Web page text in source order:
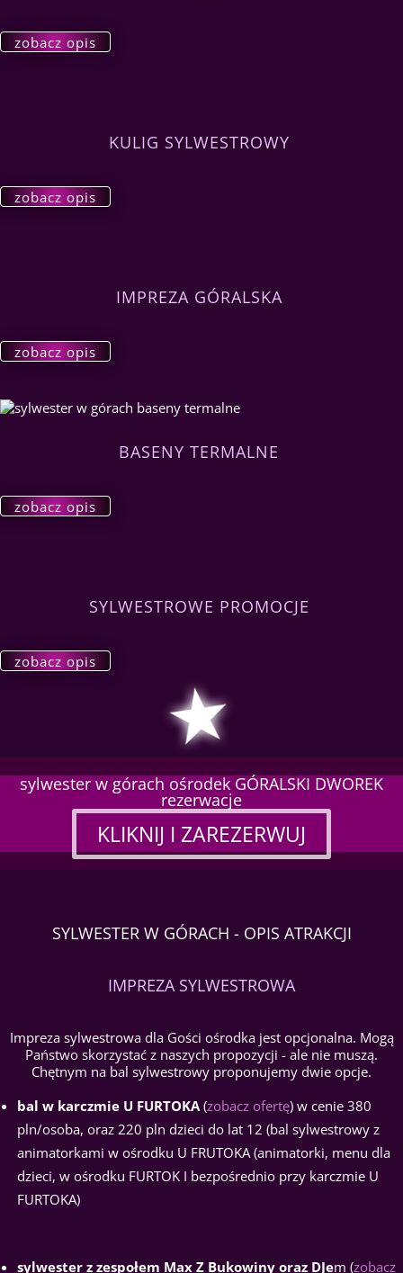
zobacz opis
KULIG SYLWESTROWY
zobacz opis
IMPREZA GÓRALSKA
zobacz opis
BASENY TERMALNE
zobacz opis
SYLWESTROWE PROMOCJE
zobacz opis
sylwester w górach ośrodek GÓRALSKI DWOREK
rezerwacje
KLIKNIJ I ZAREZERWUJ
SYLWESTER W GÓRACH - OPIS ATRAKCJI
IMPREZA SYLWESTROWA
Impreza sylwestrowa dla Gości ośrodka jest opcjonalna. Mogą
Państwo skorzystać z naszych propozycji - ale nie muszą.
Chętnym na bal sylwestrowy proponujemy dwie opcje.
bal w karczmie U FURTOKA(zobacz ofertę) w cenie 380
pln/osoba, oraz 220 pln dzieci do lat 12 (bal sylwestrowy z
animatorkami w ośrodku U FRUTOKA (animatorki, menu dla
dzieci, w ośrodku FURTOK I bezpośrednio przy karczmie U
FURTOKA)
sylwester z zespołem Max Z Bukowiny oraz DJem (zobacz